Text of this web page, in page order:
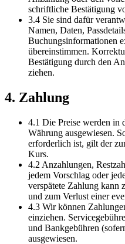
schriftliche Bestätigung
3.4 Sie sind dafür
Namen, Daten,
Buchungsinformationen
übereinstimmen.
Bestätigung durch den
ziehen.
4. Zahlung
4.1 Die Preise werden in
Währung ausgewiesen.
erforderlich ist, gilt der
Kurs.
4.2 Anzahlungen,
jedem Vorschlag oder
verspätete Zahlung kann
und zum Verlust einer
4.3 Wir können
einziehen.
und Bankgebühren
ausgewiesen.